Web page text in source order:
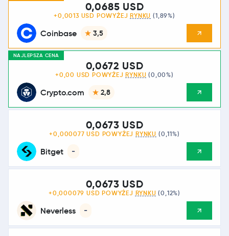
Coinbase 3,5
0,0685 USD
+0,0013 USD POWYŻEJ RYNKU (1,89%)
NAJLEPSZA CENA
Crypto.com 2,8
0,0672 USD
+0,00 USD POWYŻEJ RYNKU (0,00%)
Bitget -
0,0673 USD
+0,000077 USD POWYŻEJ RYNKU (0,11%)
Neverless -
0,0673 USD
+0,000079 USD POWYŻEJ RYNKU (0,12%)